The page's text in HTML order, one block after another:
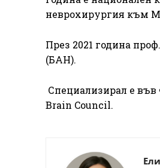
неврохирургия към
През 2021 година
(БАН).
Специализирал е във
Brain Council.